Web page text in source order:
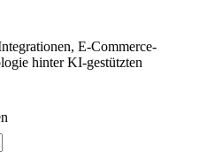
E-Commerce-
hinter KI-gestützten